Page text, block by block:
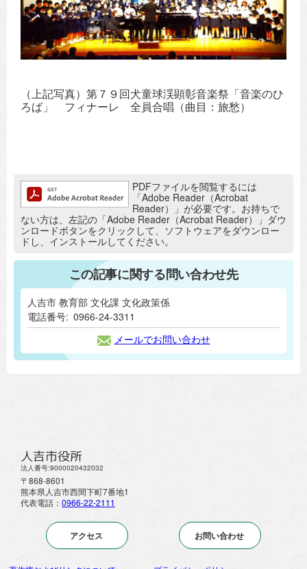
（上記写真）第７９回犬童球渓顕彰音楽祭「音楽のひ
ろば」 フィナーレ 全員合唱（曲目：旅愁）
追加情報：PDFファイルPDFファイルを閲覧するには
「Adobe Reader（Acrobat
Reader）」が必要です。お持ちで
ない方は、左記の「Adobe Reader（Acrobat Reader）」ダウ
ンロードボタンをクリックして、ソフトウェアをダウンロー
ドし、インストールしてください。
この記事に関する問い合わせ先
人吉市 教育部 文化課 文化政策係
電話番号: 0966-24-3311
メールでお問い合わせ
人吉市役所
法人番号:9000020432032
〒868-8601
熊本県人吉市西間下町7番地1
代表電話： 0966-22-2111
アクセス お問い合わせ